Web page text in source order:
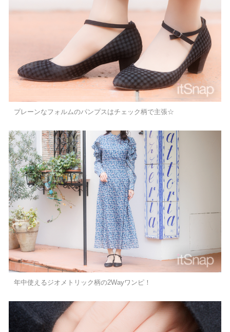
プレーンなフォルムのパンプスはチェック柄で主張☆
年中使えるジオメトリック柄の2Wayワンピ！